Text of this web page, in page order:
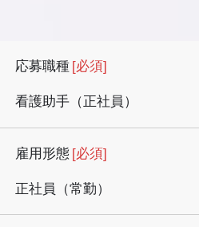
応募職種 [必須]
看護助手（正社員）
雇用形態 [必須]
正社員（常勤）